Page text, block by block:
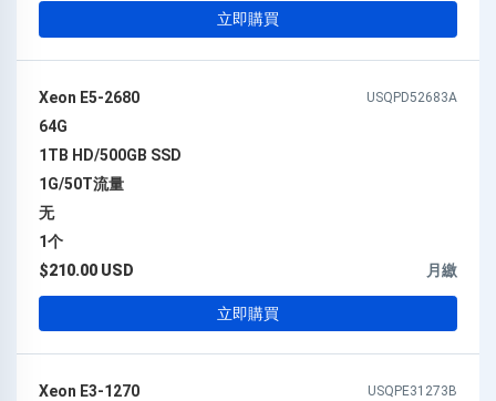
立即購買
Xeon E5-2680 USQPD52683A
64G
1TB HD/500GB SSD
1G/50T流量
无
1个
$210.00 USD
月繳
立即購買
Xeon E3-1270 USQPE31273B